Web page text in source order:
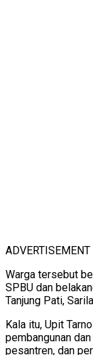
ADVERTISEMENT
Warga tersebut
SPBU dan
Tanjung Pati,
Kala itu, Upit
pembangunan
pesantren, dan